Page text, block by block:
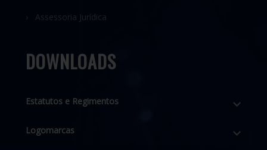
› Assessoria Jurídica
DOWNLOADS
Estatutos e Regimentos
Logomarcas